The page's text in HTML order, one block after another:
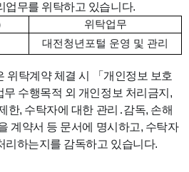
업무를 위탁하고 있습니다.
위탁업무
대전청년포털 운영 및 관리
위탁계약 체결 시 「개인정보 보호
수행목적 외 개인정보 처리금지,
한, 수탁자에 대한 관리․감독, 손해
계약서 등 문서에 명시하고, 수탁자
리하는지를 감독하고 있습니다.